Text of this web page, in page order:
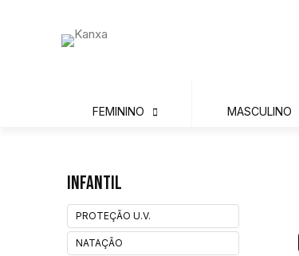
FEMININO MASCULINO
Infantil
PROTEÇÃO U.V.
NATAÇÃO